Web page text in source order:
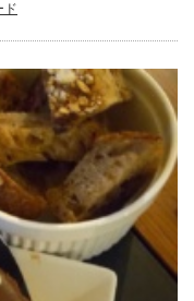
ド